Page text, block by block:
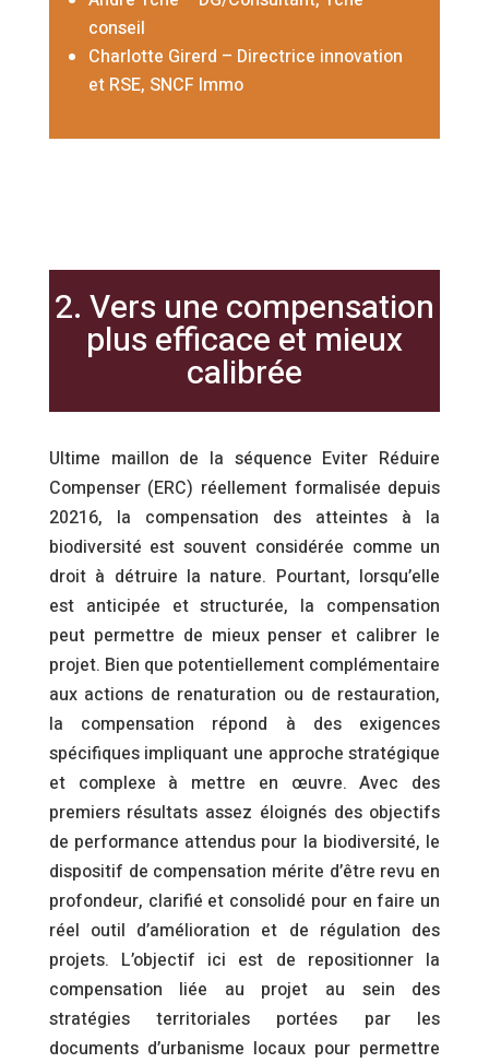
conseil
Charlotte Girerd – Directrice innovation
et RSE, SNCF Immo
2. Vers une compensation
plus efficace et mieux
calibrée
Ultime maillon de la séquence Eviter Réduire
Compenser (ERC) réellement formalisée depuis
20216, la compensation des atteintes à la
biodiversité est souvent considérée comme un
droit à détruire la nature. Pourtant, lorsqu’elle
est anticipée et structurée, la compensation
peut permettre de mieux penser et calibrer le
projet. Bien que potentiellement complémentaire
aux actions de renaturation ou de restauration,
la compensation répond à des exigences
spécifiques impliquant une approche stratégique
et complexe à mettre en œuvre. Avec des
premiers résultats assez éloignés des objectifs
de performance attendus pour la biodiversité, le
dispositif de compensation mérite d’être revu en
profondeur, clarifié et consolidé pour en faire un
réel outil d’amélioration et de régulation des
projets. L’objectif ici est de repositionner la
compensation liée au projet au sein des
stratégies territoriales portées par les
documents d’urbanisme locaux pour permettre